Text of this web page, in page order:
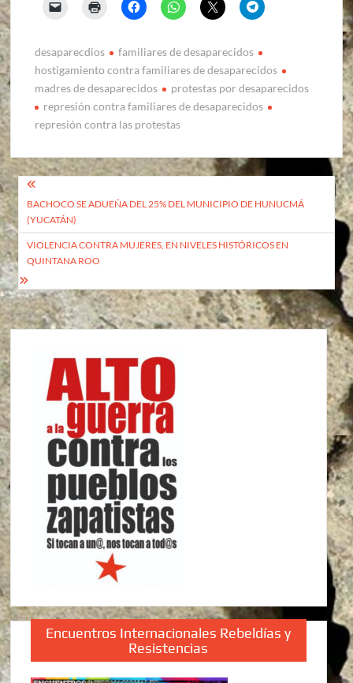
desaparecdios
familiares de desaparecidos
hostigamiento contra familiares de desaparecidos
madres de desaparecidos
protestas por desaparecidos
represión contra familiares de desaparecidos
represión contra las protestas
Navegación
de
entradas
BACHOCO SE ADUEÑA DEL 25% DEL MUNICIPIO DE HUNUCMÁ
(YUCATÁN)
VIOLENCIA CONTRA MUJERES, EN NIVELES HISTÓRICOS EN
QUINTANA ROO
Encuentros Internacionales Rebeldías y
Resistencias